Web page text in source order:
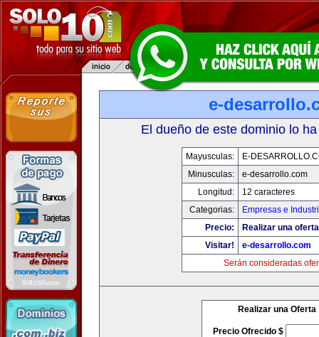
e-
El dueño de este dominio lo
Mayusculas:
E-
Minusculas:
e-desarrollo.com
Longitud:
12 caracteres
Categorias:
Empresas e
Precio:
Realizar una
Visitar!
e-desarrollo.com
Serán consideradas
Realizar una Oferta
Precio Ofrecido $